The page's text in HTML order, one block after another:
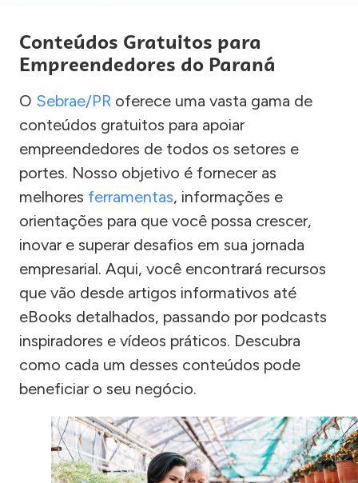
Conteúdos Gratuitos para
Empreendedores do Paraná
O Sebrae/PR oferece uma vasta gama de
conteúdos gratuitos para apoiar
empreendedores de todos os setores e
portes. Nosso objetivo é fornecer as
melhores ferramentas, informações e
orientações para que você possa crescer,
inovar e superar desafios em sua jornada
empresarial. Aqui, você encontrará recursos
que vão desde artigos informativos até
eBooks detalhados, passando por podcasts
inspiradores e vídeos práticos. Descubra
como cada um desses conteúdos pode
beneficiar o seu negócio.